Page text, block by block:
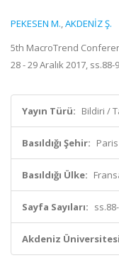
PEKESEN M.,AKDENİZ Ş.
5th MacroTrend
28 - 29 Aralık 2017,
Yayın Türü: Bildiri /
Basıldığı Şehir: Paris
Basıldığı Ülke:
Sayfa Sayıları:
Akdeniz